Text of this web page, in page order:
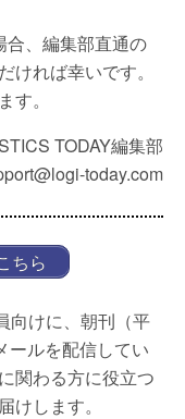
合、編集部直通の
れば幸いです。
。
TODAY編集部
today.com
ちら
向けに、朝刊（平
ールを配信してい
関わる方に役立つ
けします。